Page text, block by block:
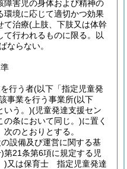
障害児の身体および精神の
環境に応じて適切かつ効果
て治療(上肢、下肢又は体幹
行われるものに限る。以
ならない。
行う者(以下「指定児童発
事業を行う事業所(以下
いう。)(児童発達支援セン
の条において同じ。)に置く
のとおりとする。
設備及び運営に関する基
第21条第6項に規定する児
)又は保育士 指定児童発達